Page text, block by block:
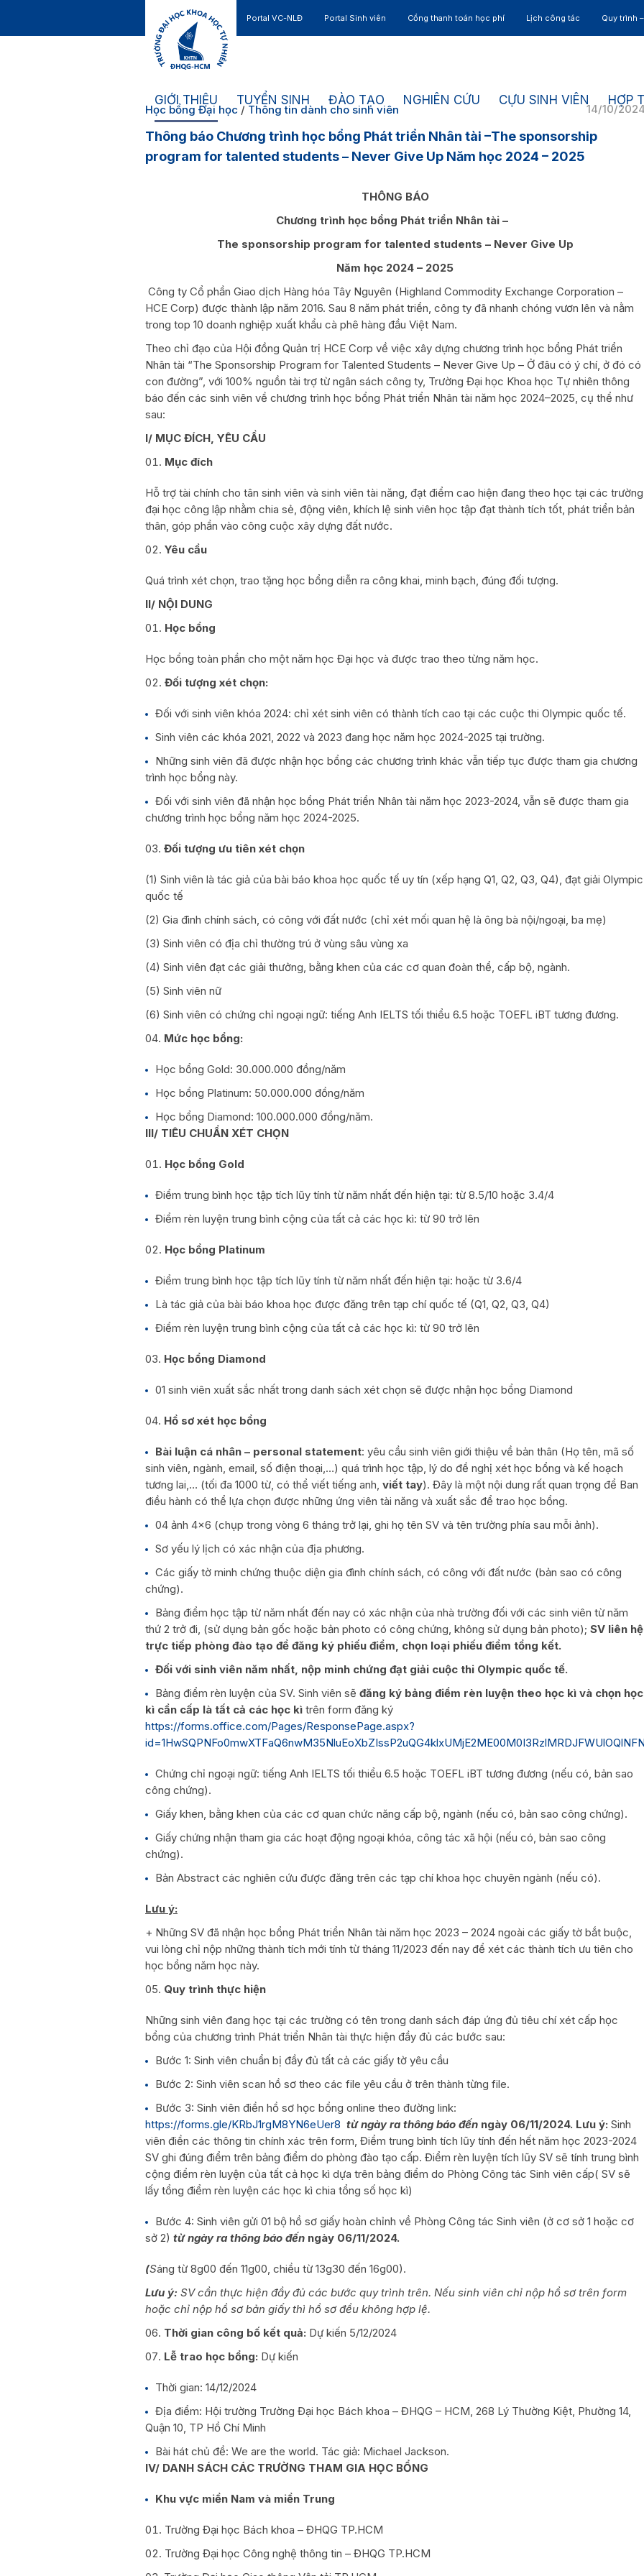
Portal VC-NLĐ Portal Sinh viên Cổng thanh toán học phí Lịch công tác Quy trình
GIỚI THIỆU TUYỂN SINH ĐÀO TẠO NGHIÊN CỨU CỰU SINH VIÊN HỢP
14/10/
Học bổng Đại học / Thông tin dành cho sinh viên
Thông báo Chương trình học bổng Phát triển Nhân tài –The sponsorship
program for talented students – Never Give Up Năm học 2024 – 2025
THÔNG BÁO
Chương trình học bổng Phát triển Nhân tài –
The sponsorship program for talented students – Never Give Up
Năm học 2024 – 2025
Công ty Cổ phần Giao dịch Hàng hóa Tây Nguyên (Highland Commodity Exchange Corporation –
HCE Corp) được thành lập năm 2016. Sau 8 năm phát triển, công ty đã nhanh chóng vươn lên và nằm
trong top 10 doanh nghiệp xuất khẩu cà phê hàng đầu Việt Nam.
Theo chỉ đạo của Hội đồng Quản trị HCE Corp về việc xây dựng chương trình học bổng Phát triển
Nhân tài “The Sponsorship Program for Talented Students – Never Give Up – Ở đâu có ý chí, ở đó có
con đường”, với 100% nguồn tài trợ từ ngân sách công ty, Trường Đại học Khoa học Tự nhiên thông
báo đến các sinh viên về chương trình học bổng Phát triển Nhân tài năm học 2024–2025, cụ thể như
sau:
I/ MỤC ĐÍCH, YÊU CẦU
Mục đích
Hỗ trợ tài chính cho tân sinh viên và sinh viên tài năng, đạt điểm cao hiện đang theo học tại các trường
đại học công lập nhằm chia sẻ, động viên, khích lệ sinh viên học tập đạt thành tích tốt, phát triển bản
thân, góp phần vào công cuộc xây dựng đất nước.
Yêu cầu
Quá trình xét chọn, trao tặng học bổng diễn ra công khai, minh bạch, đúng đối tượng.
II/ NỘI DUNG
Học bổng
Học bổng toàn phần cho một năm học Đại học và được trao theo từng năm học.
Đối tượng xét chọn:
Đối với sinh viên khóa 2024: chỉ xét sinh viên có thành tích cao tại các cuộc thi Olympic quốc tế.
Sinh viên các khóa 2021, 2022 và 2023 đang học năm học 2024-2025 tại trường.
Những sinh viên đã được nhận học bổng các chương trình khác vẫn tiếp tục được tham gia chương
trình học bổng này.
Đối với sinh viên đã nhận học bổng Phát triển Nhân tài năm học 2023-2024, vẫn sẽ được tham gia
chương trình học bổng năm học 2024-2025.
Đối tượng ưu tiên xét chọn
(1) Sinh viên là tác giả của bài báo khoa học quốc tế uy tín (xếp hạng Q1, Q2, Q3, Q4), đạt giải Olympic
quốc tế
(2) Gia đình chính sách, có công với đất nước (chỉ xét mối quan hệ là ông bà nội/ngoại, ba mẹ)
(3) Sinh viên có địa chỉ thường trú ở vùng sâu vùng xa
(4) Sinh viên đạt các giải thưởng, bằng khen của các cơ quan đoàn thể, cấp bộ, ngành.
(5) Sinh viên nữ
(6) Sinh viên có chứng chỉ ngoại ngữ: tiếng Anh IELTS tối thiểu 6.5 hoặc TOEFL iBT tương đương.
Mức học bổng:
Học bổng Gold: 30.000.000 đồng/năm
Học bổng Platinum: 50.000.000 đồng/năm
Học bổng Diamond: 100.000.000 đồng/năm.
III/ TIÊU CHUẨN XÉT CHỌN
Học bổng Gold
Điểm trung bình học tập tích lũy tính từ năm nhất đến hiện tại: từ 8.5/10 hoặc 3.4/4
Điểm rèn luyện trung bình cộng của tất cả các học kì: từ 90 trở lên
Học bổng Platinum
Điểm trung bình học tập tích lũy tính từ năm nhất đến hiện tại: hoặc từ 3.6/4
Là tác giả của bài báo khoa học được đăng trên tạp chí quốc tế (Q1, Q2, Q3, Q4)
Điểm rèn luyện trung bình cộng của tất cả các học kì: từ 90 trở lên
Học bổng Diamond
01 sinh viên xuất sắc nhất trong danh sách xét chọn sẽ được nhận học bổng Diamond
Hồ sơ xét học bổng
Bài luận cá nhân – personal statement: yêu cầu sinh viên giới thiệu về bản thân (Họ tên, mã số
sinh viên, ngành, email, số điện thoại,…) quá trình học tập, lý do đề nghị xét học bổng và kế hoạch
tương lai,… (tối đa 1000 từ, có thể viết tiếng anh, viết tay). Đây là một nội dung rất quan trọng để Ban
điều hành có thể lựa chọn được những ứng viên tài năng và xuất sắc để trao học bổng.
04 ảnh 4×6 (chụp trong vòng 6 tháng trở lại, ghi họ tên SV và tên trường phía sau mỗi ảnh).
Sơ yếu lý lịch có xác nhận của địa phương.
Các giấy tờ minh chứng thuộc diện gia đình chính sách, có công với đất nước (bản sao có công
chứng).
Bảng điểm học tập từ năm nhất đến nay có xác nhận của nhà trường đối với các sinh viên từ năm
thứ 2 trở đi, (sử dụng bản gốc hoặc bản photo có công chứng, không sử dụng bản photo); SV liên hệ
trực tiếp phòng đào tạo để đăng ký phiếu điểm, chọn loại phiếu điểm tổng kết.
Đối với sinh viên năm nhất, nộp minh chứng đạt giải cuộc thi Olympic quốc tế.
Bảng điểm rèn luyện của SV. Sinh viên sẽ đăng ký bảng điểm rèn luyện theo học kì và chọn học
kì cần cấp là tất cả các học kì trên form đăng ký
https://forms.office.com/Pages/ResponsePage.aspx?
Chứng chỉ ngoại ngữ: tiếng Anh IELTS tối thiểu 6.5 hoặc TOEFL iBT tương đương (nếu có, bản sao
công chứng).
Giấy khen, bằng khen của các cơ quan chức năng cấp bộ, ngành (nếu có, bản sao công chứng).
Giấy chứng nhận tham gia các hoạt động ngoại khóa, công tác xã hội (nếu có, bản sao công
chứng).
Bản Abstract các nghiên cứu được đăng trên các tạp chí khoa học chuyên ngành (nếu có).
Lưu ý:
+ Những SV đã nhận học bổng Phát triển Nhân tài năm học 2023 – 2024 ngoài các giấy tờ bắt buộc,
vui lòng chỉ nộp những thành tích mới tính từ tháng 11/2023 đến nay để xét các thành tích ưu tiên cho
học bổng năm học này.
Quy trình thực hiện
Những sinh viên đang học tại các trường có tên trong danh sách đáp ứng đủ tiêu chí xét cấp học
bổng của chương trình Phát triển Nhân tài thực hiện đầy đủ các bước sau:
Bước 1: Sinh viên chuẩn bị đầy đủ tất cả các giấy tờ yêu cầu
Bước 2: Sinh viên scan hồ sơ theo các file yêu cầu ở trên thành từng file.
Bước 3: Sinh viên điền hồ sơ học bổng online theo đường link:
https://forms.gle/KRbJ1rgM8YN6eUer8 từ ngày ra thông báo đến ngày 06/11/2024. Lưu ý: Sinh
viên điền các thông tin chính xác trên form, Điểm trung bình tích lũy tính đến hết năm học 2023-2024
SV ghi đúng điểm trên bảng điểm do phòng đào tạo cấp. Điểm rèn luyện tích lũy SV sẽ tính trung bình
cộng điểm rèn luyện của tất cả học kì dựa trên bảng điểm do Phòng Công tác Sinh viên cấp( SV sẽ
lấy tổng điểm rèn luyện các học kì chia tổng số học kì)
Bước 4: Sinh viên gửi 01 bộ hồ sơ giấy hoàn chỉnh về Phòng Công tác Sinh viên (ở cơ sở 1 hoặc cơ
sở 2) từ ngày ra thông báo đến ngày 06/11/2024.
(Sáng từ 8g00 đến 11g00, chiều từ 13g30 đến 16g00).
Lưu ý: SV cần thực hiện đầy đủ các bước quy trình trên. Nếu sinh viên chỉ nộp hồ sơ trên form
hoặc chỉ nộp hồ sơ bản giấy thì hồ sơ đều không hợp lệ.
Thời gian công bố kết quả: Dự kiến 5/12/2024
Lễ trao học bổng: Dự kiến
Thời gian: 14/12/2024
Địa điểm: Hội trường Trường Đại học Bách khoa – ĐHQG – HCM, 268 Lý Thường Kiệt, Phường 14,
Quận 10, TP Hồ Chí Minh
Bài hát chủ đề: We are the world. Tác giả: Michael Jackson.
IV/ DANH SÁCH CÁC TRƯỜNG THAM GIA HỌC BỔNG
Khu vực miền Nam và miền Trung
Trường Đại học Bách khoa – ĐHQG TP.HCM
Trường Đại học Công nghệ thông tin – ĐHQG TP.HCM